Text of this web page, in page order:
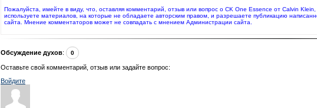
Пожалуйста, имейте в виду, что, оставляя комментарий, отзыв или вопрос о CK One Essence от Calvin
используете материалов, на которые не обладаете авторским правом, и разрешаете публикацию
сайта. Мнение комментаторов может не совпадать с мнением Администрации сайта.
Обсуждение духов: 0
Оставьте свой комментарий, отзыв или задайте вопрос:
Войдите